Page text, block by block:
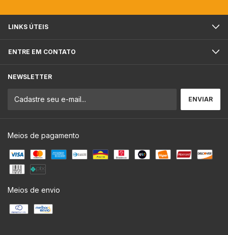
LINKS ÚTEIS
ENTRE EM CONTATO
NEWSLETTER
Meios de pagamento
Meios de envio